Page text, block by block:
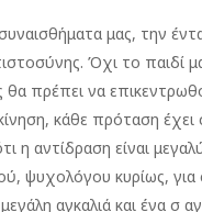
μας, την
Όχι το παιδί
πρέπει να
κάθε πρόταση
η αντίδραση είναι
ψυχολόγου κυρίως,
αγκαλιά και ένα σ